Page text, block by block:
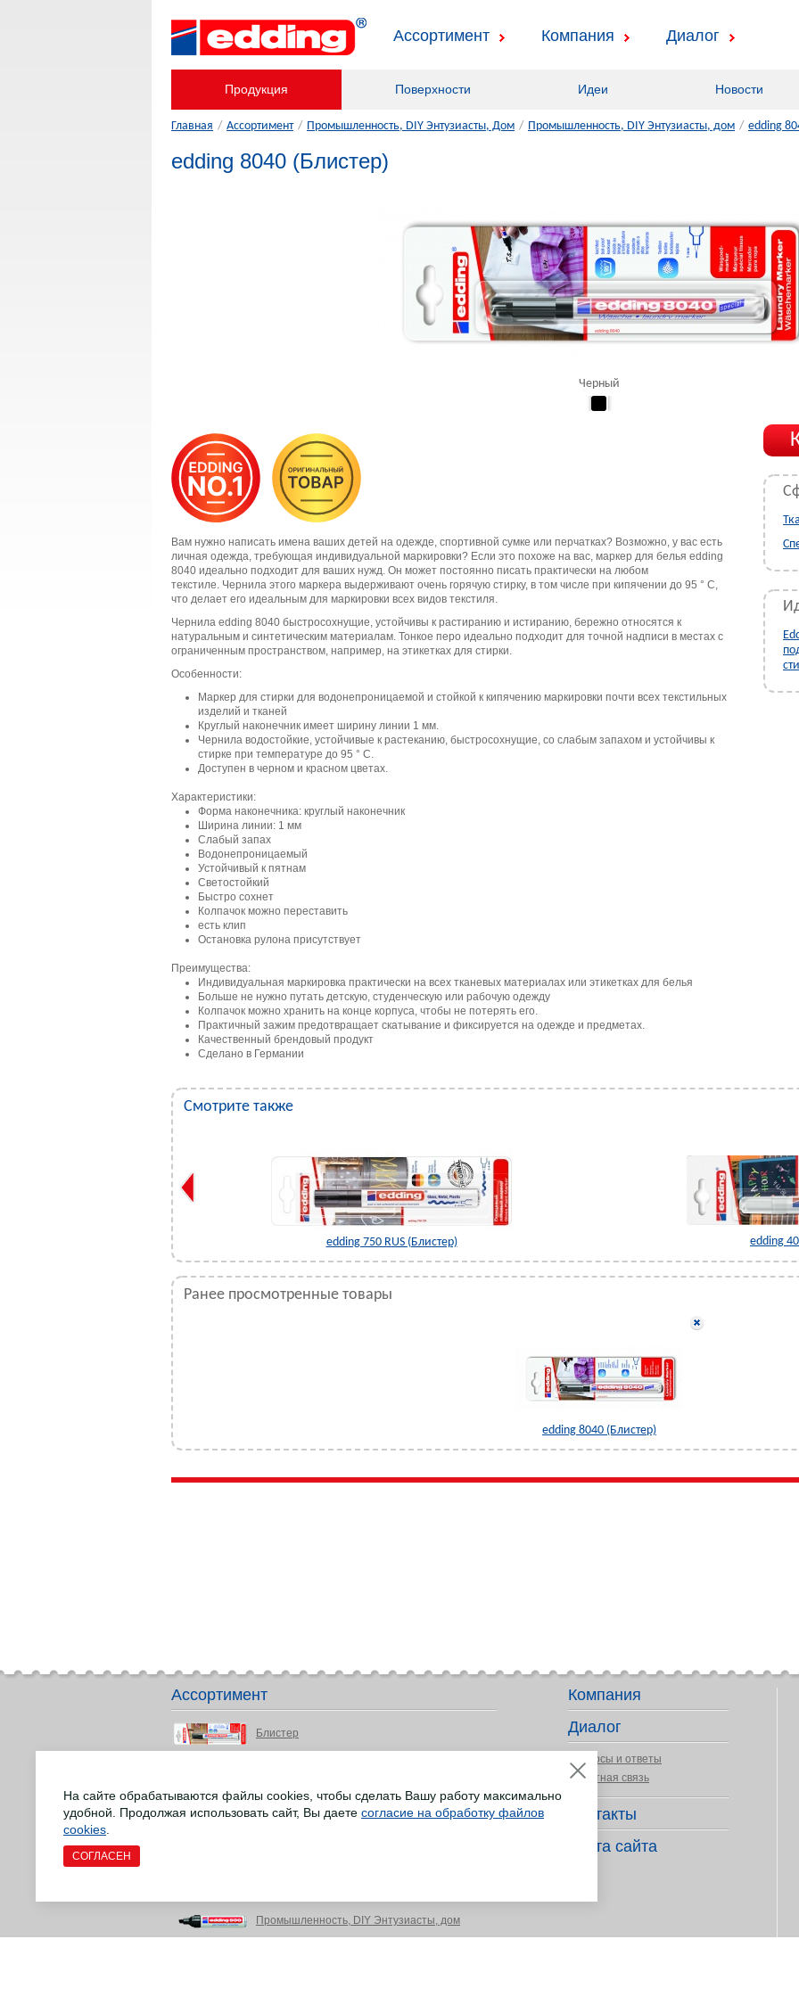
Ассортимент Компания Диалог
Продукция Поверхности Идеи Новости
Главная / Ассортимент / Промышленность, DIY Энтузиасты, Дом / Промышленность, DIY Энтузиасты, дом / edding
edding 8040 (Блистер)
Черный
Вам нужно написать имена ваших детей на одежде, спортивной сумке или перчатках? Возможно, у вас есть
личная одежда, требующая индивидуальной маркировки? Если это похоже на вас, маркер для белья edding
8040 идеально подходит для ваших нужд. Он может постоянно писать практически на любом
текстиле. Чернила этого маркера выдерживают очень горячую стирку, в том числе при кипячении до 95 ° C,
что делает его идеальным для маркировки всех видов текстиля.
Чернила edding 8040 быстросохнущие, устойчивы к растиранию и истиранию, бережно относятся к
натуральным и синтетическим материалам. Тонкое перо идеально подходит для точной надписи в местах с
ограниченным пространством, например, на этикетках для стирки.
Особенности:
Маркер для стирки для водонепроницаемой и стойкой к кипячению маркировки почти всех текстильных
изделий и тканей
Круглый наконечник имеет ширину линии 1 мм.
Чернила водостойкие, устойчивые к растеканию, быстросохнущие, со слабым запахом и устойчивы к
стирке при температуре до 95 ° C.
Доступен в черном и красном цветах.
Характеристики:
Форма наконечника: круглый наконечник
Ширина линии: 1 мм
Слабый запах
Водонепроницаемый
Устойчивый к пятнам
Светостойкий
Быстро сохнет
Колпачок можно переставить
есть клип
Остановка рулона присутствует
Преимущества:
Индивидуальная маркировка практически на всех тканевых материалах или этикетках для белья
Больше не нужно путать детскую, студенческую или рабочую одежду
Колпачок можно хранить на конце корпуса, чтобы не потерять его.
Практичный зажим предотвращает скатывание и фиксируется на одежде и предметах.
Качественный брендовый продукт
Сделано в Германии
Смотрите также
edding 750 RUS (Блистер) edding
Ранее просмотренные товары
edding 8040 (Блистер)
Ассортимент
Блистер
Маркеры для досок
Промышленность, DIY Энтузиасты, дом
Компания
Диалог
Вопросы и ответы
Обратная связь
Контакты
Карта сайта
На сайте обрабатываются файлы cookies, чтобы сделать Вашу работу максимально
удобной. Продолжая использовать сайт, Вы даете согласие на обработку файлов
cookies
СОГЛАСЕН